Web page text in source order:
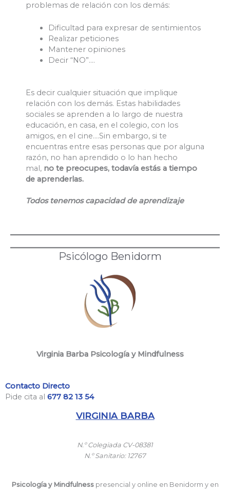
problemas de relación con los demás:
Dificultad para expresar de sentimientos
Realizar peticiones
Mantener opiniones
Decir “NO”….
Es decir cualquier situación que implique
relación con los demás. Estas habilidades
sociales se aprenden a lo largo de nuestra
educación, en casa, en el colegio, con los
amigos, en el cine….Sin embargo, si te
encuentras entre esas personas que por alguna
razón, no han aprendido o lo han hecho
mal, no te preocupes, todavía estás a tiempo
de aprenderlas.
Todos tenemos capacidad de aprendizaje
Psicólogo Benidorm
Virginia Barba Psicología y Mindfulness
Contacto Directo
Pide cita al 677 82 13 54
VIRGINIA BARBA
N.º Colegiada CV-08381
N.ºSanitario: 12767
Psicología y Mindfulness presencial y online en Benidorm y en